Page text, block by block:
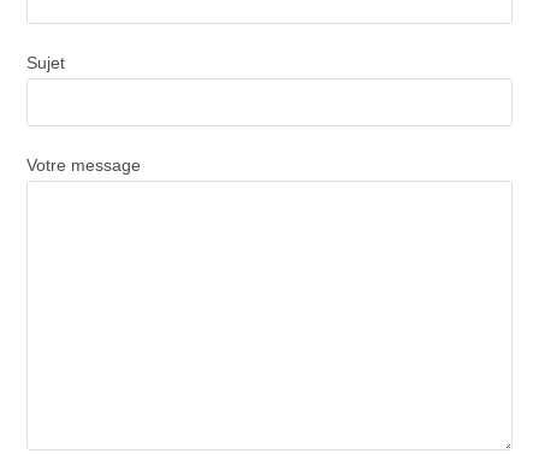
Sujet
Votre message